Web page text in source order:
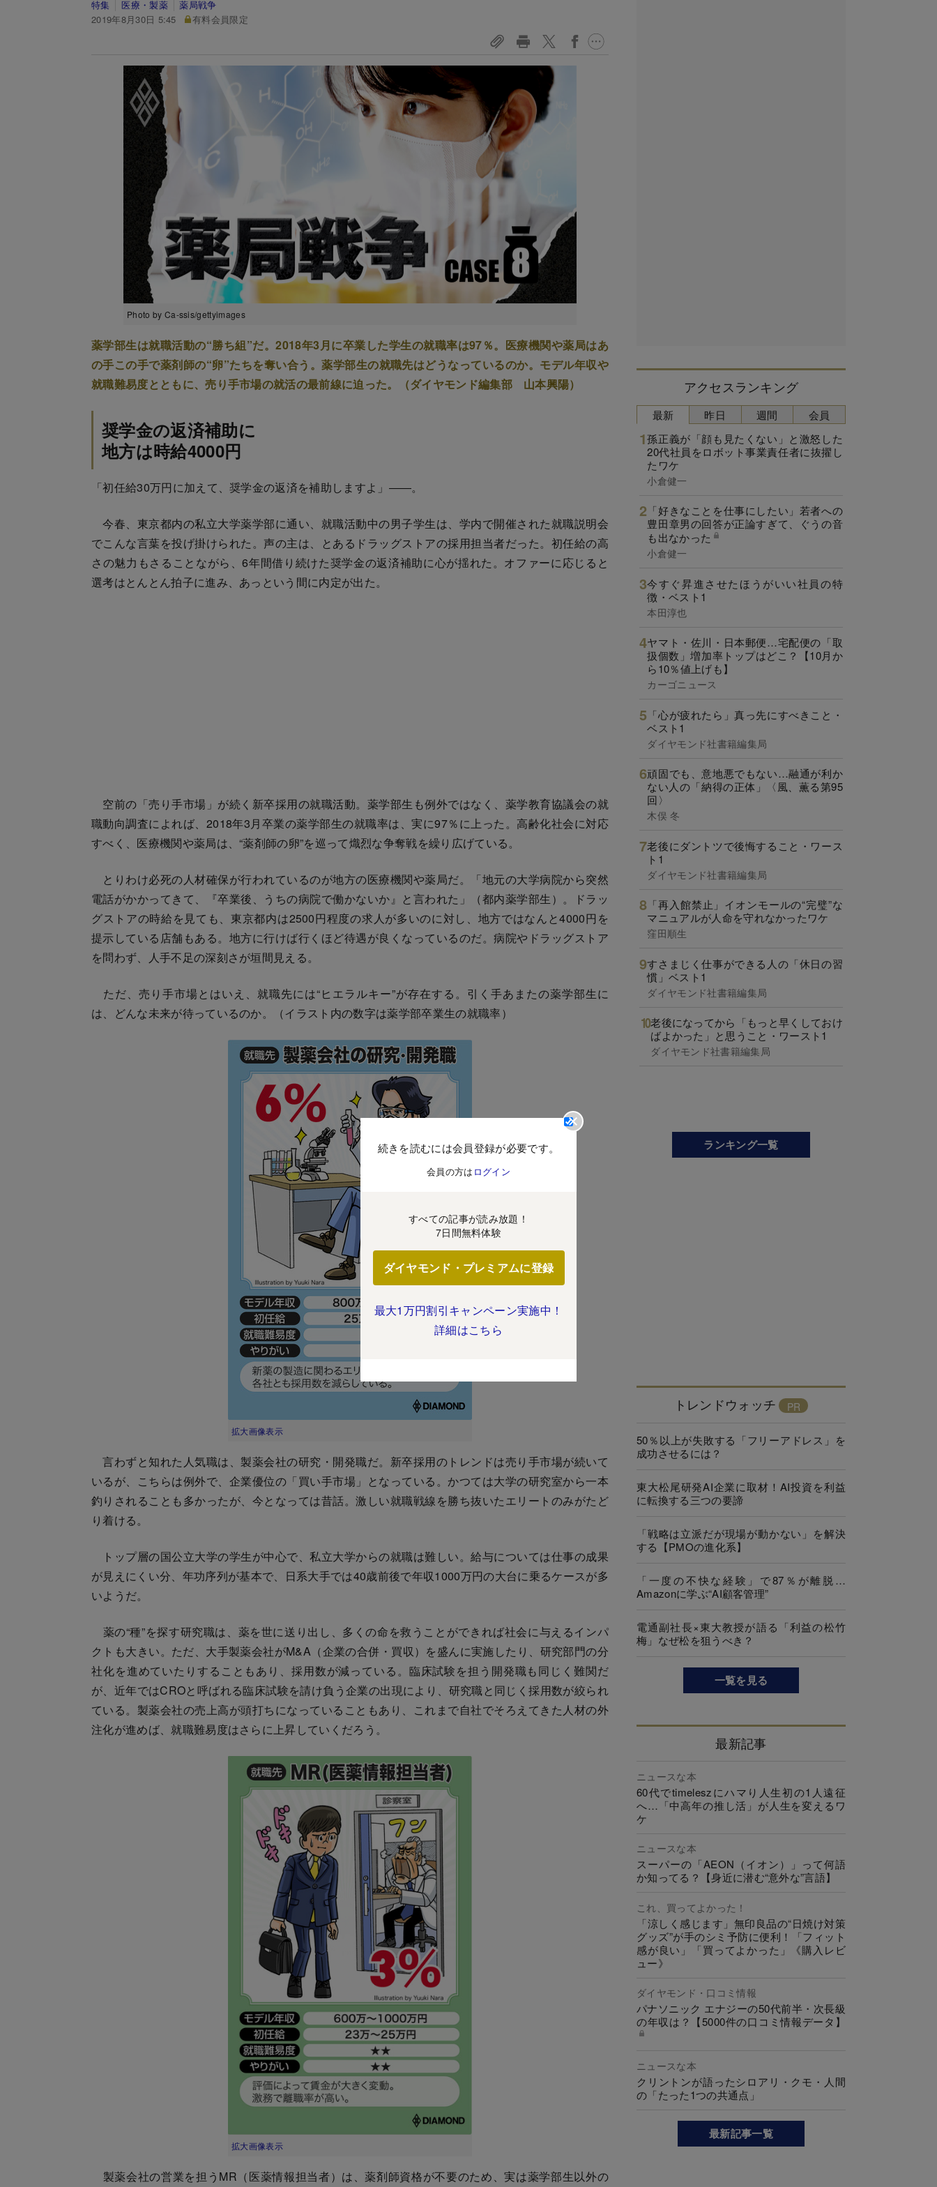
特集 医療・製薬
薬局戦争
2019年8月30日 5:45
有料会員限定
Photo by Ca-ssis/gettyimages
薬学部生は就職活動の“勝ち組”だ。2018年3月に卒業した学生の就職率は97％。医療機関や薬局はあ
の手この手で薬剤師の“卵”たちを奪い合う。薬学部生の就職先はどうなっているのか。モデル年収や
就職難易度とともに、売り手市場の就活の最前線に迫った。（ダイヤモンド編集部 山本興陽）
奨学金の返済補助に
地方は時給4000円
「初任給30万円に加えて、奨学金の返済を補助しますよ」――。
今春、東京都内の私立大学薬学部に通い、就職活動中の男子学生は、学内で開催された就職説明会
でこんな言葉を投げ掛けられた。声の主は、とあるドラッグストアの採用担当者だった。初任給の高
さの魅力もさることながら、6年間借り続けた奨学金の返済補助に心が揺れた。オファーに応じると
選考はとんとん拍子に進み、あっという間に内定が出た。
空前の「売り手市場」が続く新卒採用の就職活動。薬学部生も例外ではなく、薬学教育協議会の就
職動向調査によれば、2018年3月卒業の薬学部生の就職率は、実に97％に上った。高齢化社会に対応
すべく、医療機関や薬局は、“薬剤師の卵”を巡って熾烈な争奪戦を繰り広げている。
とりわけ必死の人材確保が行われているのが地方の医療機関や薬局だ。「地元の大学病院から突然
電話がかかってきて、『卒業後、うちの病院で働かないか』と言われた」（都内薬学部生）。ドラッ
グストアの時給を見ても、東京都内は2500円程度の求人が多いのに対し、地方ではなんと4000円を
提示している店舗もある。地方に行けば行くほど待遇が良くなっているのだ。病院やドラッグストア
を問わず、人手不足の深刻さが垣間見える。
ただ、売り手市場とはいえ、就職先には“ヒエラルキー”が存在する。引く手あまたの薬学部生に
は、どんな未来が待っているのか。（イラスト内の数字は薬学部卒業生の就職率）
拡大画像表示
言わずと知れた人気職は、製薬会社の研究・開発職だ。新卒採用のトレンドは売り手市場が続いて
いるが、こちらは例外で、企業優位の「買い手市場」となっている。かつては大学の研究室から一本
釣りされることも多かったが、今となっては昔話。激しい就職戦線を勝ち抜いたエリートのみがたど
り着ける。
トップ層の国公立大学の学生が中心で、私立大学からの就職は難しい。給与については仕事の成果
が見えにくい分、年功序列が基本で、日系大手では40歳前後で年収1000万円の大台に乗るケースが多
いようだ。
薬の“種”を探す研究職は、薬を世に送り出し、多くの命を救うことができれば社会に与えるインパ
クトも大きい。ただ、大手製薬会社がM&A（企業の合併・買収）を盛んに実施したり、研究部門の分
社化を進めていたりすることもあり、採用数が減っている。臨床試験を担う開発職も同じく難関だ
が、近年ではCROと呼ばれる臨床試験を請け負う企業の出現により、研究職と同じく採用数が絞られ
ている。製薬会社の売上高が頭打ちになっていることもあり、これまで自社でそろえてきた人材の外
注化が進めば、就職難易度はさらに上昇していくだろう。
拡大画像表示
製薬会社の営業を担うMR（医薬情報担当者）は、薬剤師資格が不要のため、実は薬学部生以外の
続きを読むには会員登録が必要です。
会員の方は ログイン
すべての記事が読み放題！
7日間無料体験
ダイヤモンド・プレミアムに登録
最大1万円割引キャンペーン実施中！
詳細はこちら
アクセスランキング
最新
孫正義が「顔も見たくない」と激怒した
20代社員をロボット事業責任者に抜擢し
たワケ
小倉健一
「好きなことを仕事にしたい」若者への
豊田章男の回答が正論すぎて、ぐうの音
も出なかった
小倉健一
今すぐ昇進させたほうがいい社員の特
徴・ベスト1
本田淳也
ヤマト・佐川・日本郵便…宅配便の「取
扱個数」増加率トップはどこ？【10月か
ら10％値上げも】
カーゴニュース
「心が疲れたら」真っ先にすべきこと・
ベスト1
ダイヤモンド社書籍編集局
頑固でも、意地悪でもない…融通が利か
ない人の「納得の正体」〈風、薫る第95
回〉
木俣 冬
老後にダントツで後悔すること・ワース
ト1
ダイヤモンド社書籍編集局
「再入館禁止」イオンモールの“完璧”な
マニュアルが人命を守れなかったワケ
窪田順生
すさまじく仕事ができる人の「休日の習
慣」ベスト1
ダイヤモンド社書籍編集局
老後になってから「もっと早くしておけ
ばよかった」と思うこと・ワースト1
ダイヤモンド社書籍編集局
昨日 週間 会員
ランキング一覧
トレンドウォッチ
50％以上が失敗する「フリーアドレス」を
成功させるには？
東大松尾研発AI企業に取材！AI投資を利益
に転換する三つの要諦
「戦略は立派だが現場が動かない」を解決
する【PMOの進化系】
「一度の不快な経験」で87％が離脱…
Amazonに学ぶ“AI顧客管理”
電通副社長×東大教授が語る「利益の松竹
梅」なぜ松を狙うべき？
一覧を見る
最新記事
ニュースな本
60代でtimeleszにハマり人生初の1人遠征
へ…「中高年の推し活」が人生を変えるワ
ケ
ニュースな本
スーパーの「AEON（イオン）」って何語
か知ってる？【身近に潜む“意外な”言語】
これ、買ってよかった！
「涼しく感じます」無印良品の“日焼け対策
グッズ”が手のシミ予防に便利！「フィット
感が良い」「買ってよかった」《購入レビ
ュー》
ダイヤモンド・口コミ情報
パナソニック エナジーの50代前半・次長級
の年収は？【5000件の口コミ情報データ】
ニュースな本
クリントンが語ったシロアリ・クモ・人間
の「たった1つの共通点」
最新記事一覧